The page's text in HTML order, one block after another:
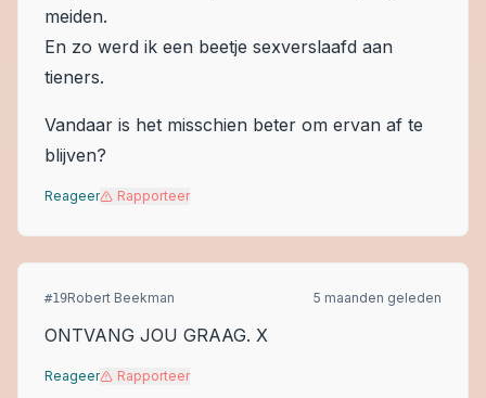
meiden.
En zo werd ik een beetje sexverslaafd aan
tieners.
Vandaar is het misschien beter om ervan af te
blijven?
Reageer Rapporteer
#19Robert Beekman 5 maanden geleden
ONTVANG JOU GRAAG. X
Reageer Rapporteer